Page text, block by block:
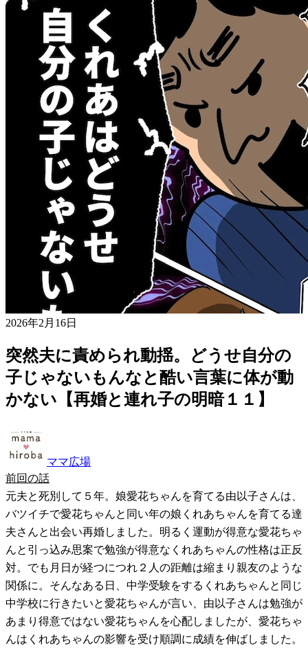
2026年2月16日
突然夫に責められ動揺。どうせ自分の
子じゃないもんなと酷い言葉に体が動
かない【再婚と連れ子の明暗１１】
ママ広場
前回の話
元夫と死別して５年。娘愛花ちゃんを育てる由以子さんは、
バツイチで愛花ちゃんと同い年の娘くれあちゃんを育てる達
夫さんと出会い再婚しました。明るく運動が得意な愛花ちゃ
んと引っ込み思案で勉強が得意なくれあちゃんの性格は正反
対。でも月日が経つにつれ２人の距離は縮まり親友のような
関係に。そんなある日、中学受験をするくれあちゃんと同じ
中学校に行きたいと愛花ちゃんが言い、由以子さんは勉強が
あまり得意ではない愛花ちゃんを心配しましたが、愛花ちゃ
んはくれあちゃんの影響を受け順調に成績を伸ばしました。